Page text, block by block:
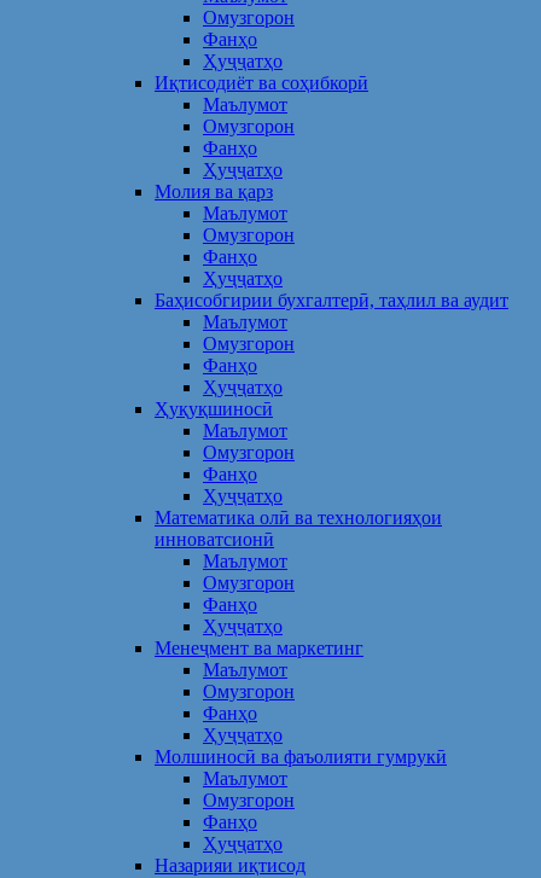
Омузгорон
Фанҳо
Ҳуҷҷатҳо
Иқтисодиёт ва соҳибкорӣ
Маълумот
Омузгорон
Фанҳо
Ҳуҷҷатҳо
Молия ва қарз
Маълумот
Омузгорон
Фанҳо
Ҳуҷҷатҳо
Баҳисобгирии бухгалтерӣ, таҳлил ва аудит
Маълумот
Омузгорон
Фанҳо
Ҳуҷҷатҳо
Ҳуқуқшиносӣ
Маълумот
Омузгорон
Фанҳо
Ҳуҷҷатҳо
Математика олӣ ва технологияҳои
инноватсионӣ
Маълумот
Омузгорон
Фанҳо
Ҳуҷҷатҳо
Менеҷмент ва маркетинг
Маълумот
Омузгорон
Фанҳо
Ҳуҷҷатҳо
Молшиносӣ ва фаъолияти гумрукӣ
Маълумот
Омузгорон
Фанҳо
Ҳуҷҷатҳо
Назарияи иқтисод